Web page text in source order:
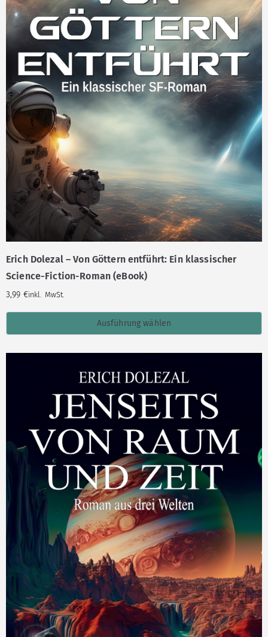
Erich Dolezal – Von Göttern entführt: Ein klassischer
Science-Fiction-Roman (eBook)
3,99 €inkl. MwSt.
Ausführung wählen